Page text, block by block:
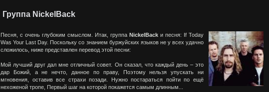
Группа NickelBack
Песня, с очень глубоким смыслом. Итак, группа NickelBack и песня: If Today
Was Your Last Day. Поскольку со знанием буржуйских языков не у всех удачно
сложилось, ниже представлен перевод этой песни:
Мой лучший друг дал мне отличный совет. Он сказал, что каждый день – это
дар Божий, а не нечто, данное по праву, Поэтому нельзя упускать ни
мгновения, оставив все страхи позади. Нужно постараться пойти по ещё
нехоженой тропе, Первый шаг на которой покажется самым длинным...